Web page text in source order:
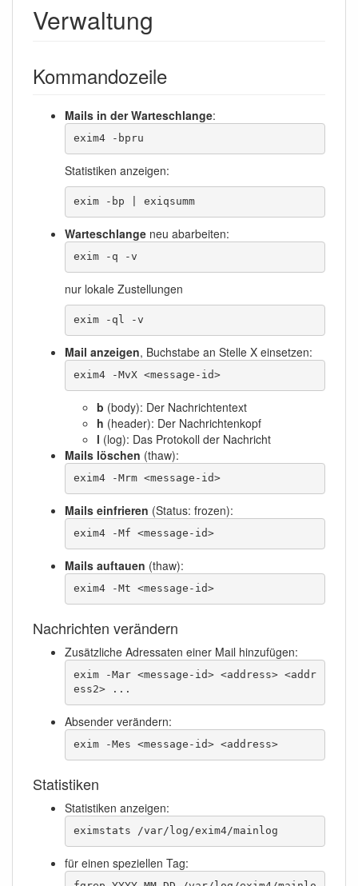
Verwaltung
Kommandozeile
Mails in der Warteschlange:
exim4 -bpru
Statistiken anzeigen:
exim -bp | exiqsumm
Warteschlange neu abarbeiten:
exim -q -v
nur lokale Zustellungen
exim -ql -v
Mail anzeigen, Buchstabe an Stelle X einsetzen:
exim4 -MvX <message-id>
b (body): Der Nachrichtentext
h (header): Der Nachrichtenkopf
l (log): Das Protokoll der Nachricht
Mails löschen (thaw):
exim4 -Mrm <message-id>
Mails einfrieren (Status: frozen):
exim4 -Mf <message-id>
Mails auftauen (thaw):
exim4 -Mt <message-id>
Nachrichten verändern
Zusätzliche Adressaten einer Mail hinzufügen:
exim -Mar <message-id> <address> <addr
ess2> ...
Absender verändern:
exim -Mes <message-id> <address>
Statistiken
Statistiken anzeigen:
eximstats /var/log/exim4/mainlog
für einen speziellen Tag: